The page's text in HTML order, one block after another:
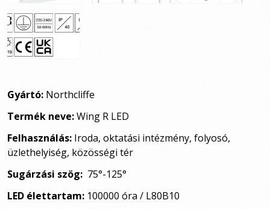
Gyártó: Northcliffe
Termék neve:Wing R LED
Felhasználás: Iroda, oktatási intézmény, folyosó,
üzlethelyiség, közösségi tér
Sugárzási szög: 75°-125°
LED élettartam: 100000 óra / L80B10